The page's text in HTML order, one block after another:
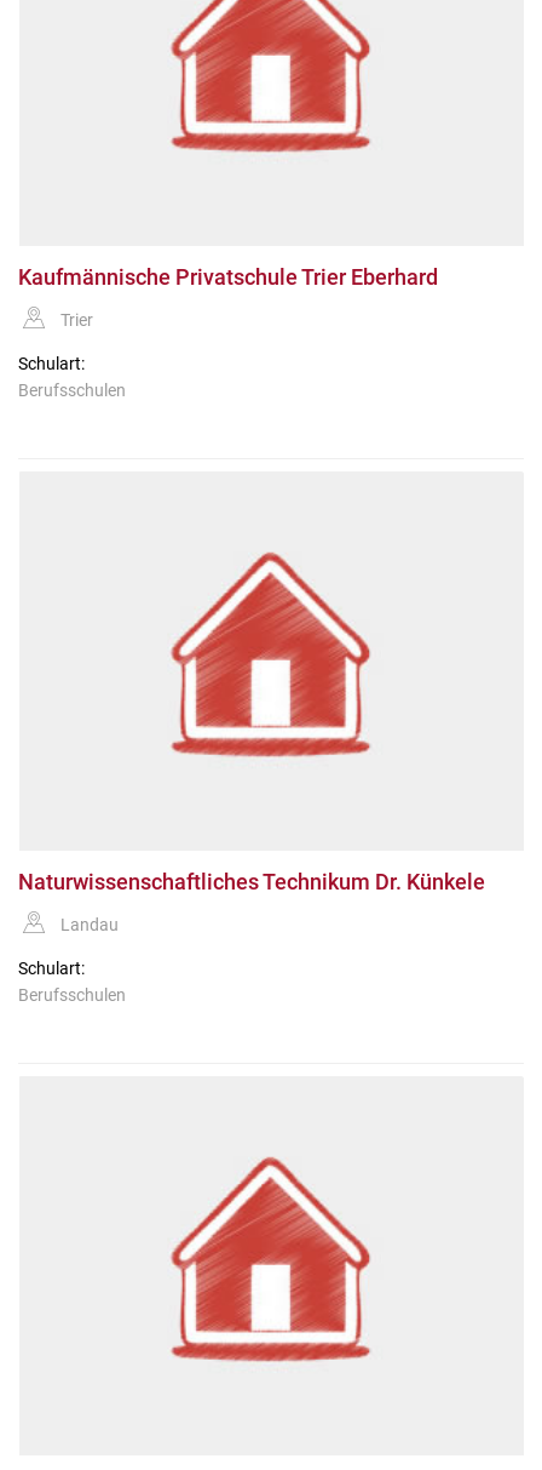
Kaufmännische Privatschule Trier Eberhard
Trier
Schulart:
Berufsschulen
Naturwissenschaftliches Technikum Dr. Künkele
Landau
Schulart:
Berufsschulen